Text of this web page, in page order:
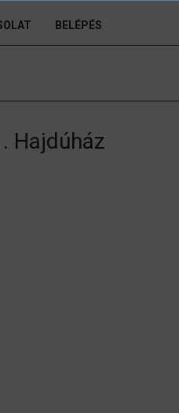
BELÉPÉS
Hajdúház